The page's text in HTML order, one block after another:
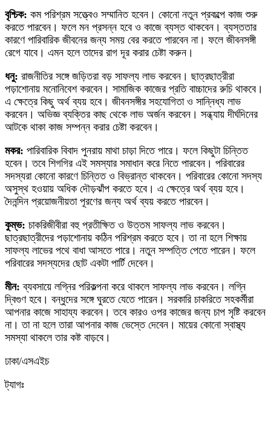
বৃশ্চিক: কম পরিশ্রম সত্ত্বেও সম্মানিত হবেন। কোনো নতুন প্রকল্পে কাজ শুরু
করতে পারবেন। ফলে মন প্রসন্ন হবে ও কাজে ব্যস্ত থাকবেন। ব্যস্ততার
কারণে পারিবারিক জীবনের জন্য সময় বের করতে পারবেন না। ফলে জীবনসঙ্গী
রেগে যাবে। এমন হলে তাদের রাগ দূর করার চেষ্টা করুন।
ধনু: রাজনীতির সঙ্গে জড়িতরা বড় সাফল্য লাভ করবেন। ছাত্রছাত্রীরা
পড়াশোনায় মনোনিবেশ করবেন। সামাজিক কাজের প্রতি বাচ্চাদের রুচি থাকবে।
এ ক্ষেত্রে কিছু অর্থ ব্যয় হবে। জীবনসঙ্গীর সহযোগিতা ও সান্নিধ্য লাভ
করবেন। অভিজ্ঞ ব্যক্তির কাছ থেকে লাভ অর্জন করবেন। সন্ধ্যায় দীর্ঘদিনের
আটকে থাকা কাজ সম্পন্ন করার চেষ্টা করবেন।
মকর: পারিবারিক বিবাদ পুনরায় মাথা চাড়া দিতে পারে। ফলে কিছুটা চিন্তিত
হবেন। তবে শিগগির এই সমস্যার সমাধান করে নিতে পারবেন। পরিবারের
সদস্যরা কোনো কারণে চিন্তিত ও বিভ্রান্ত থাকবেন। পরিবারের কোনো সদস্য
অসুস্থ হওয়ায় অধিক দৌড়ঝাঁপ করতে হবে। এ ক্ষেত্রে অর্থ ব্যয় হবে।
দৈনন্দিন প্রয়োজনীয়তা পূরণের জন্য অর্থ ব্যয় করতে পারবেন।
কুম্ভ: চাকরিজীবীরা বহু প্রতীক্ষিত ও উত্তম সাফল্য লাভ করবেন।
ছাত্রছাত্রীদের পড়াশোনায় কঠিন পরিশ্রম করতে হবে। তা না হলে শিক্ষায়
সাফল্য লাভের পথে বাধা আসতে পারে। নতুন সম্পত্তি পেতে পারেন। ফলে
পরিবারের সদস্যদের ছোট একটা পার্টি দেবেন।
মীন: ব্যবসায়ে লগ্নির পরিকল্পনা করে থাকলে সাফল্য লাভ করবেন। লগ্নি
দ্বিগুণ হবে। বন্ধুদের সঙ্গে ঘুরতে যেতে পারেন। সরকারি চাকরিতে সহকর্মীরা
আপনার কাজে সাহায্য করবেন। তবে কারও ওপর কাজের জন্য চাপ সৃষ্টি করবেন
না। তা না হলে তারা আপনার কাজ ভেস্তে দেবেন। মায়ের কোনো স্বাস্থ্য
সমস্যা থাকলে তার কষ্ট বাড়বে।
ঢাকা/এসএইচ
ট্যাগঃ